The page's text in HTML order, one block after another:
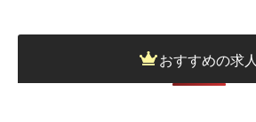
おすすめの求人